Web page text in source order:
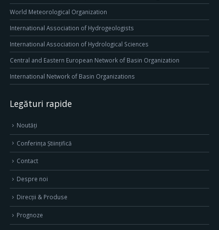
World Meteorological Organization
International Association of Hydrogeologists
International Association of Hydrological Sciences
Central and Eastern European Network of Basin Organization
International Network of Basin Organizations
Legături rapide
Noutăți
Conferința Științifică
Contact
Despre noi
Direcţii & Produse
Prognoze